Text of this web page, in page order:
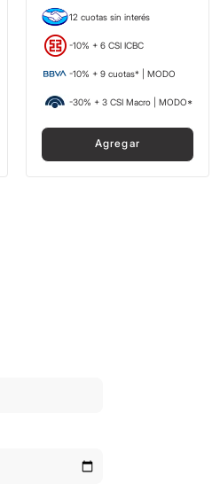
12 cuotas sin interés
-10% + 6 CSI ICBC
-10% + 9 cuotas* | MODO
-30% + 3 CSI Macro | MODO*
Agregar